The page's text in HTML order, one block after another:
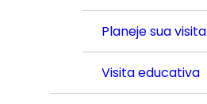
Planeje sua visita
Visita educativa